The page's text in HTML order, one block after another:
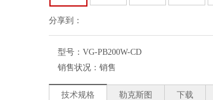
分享到：
型号： VG-PB200W-CD
销售状况： 销售
技术规格 勒克斯图 下载